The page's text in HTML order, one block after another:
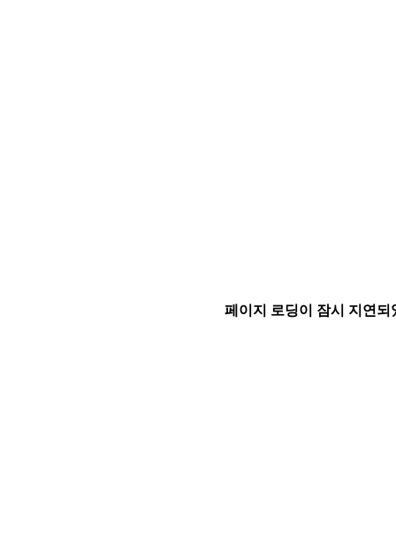
페이지 로딩이 잠시 지연